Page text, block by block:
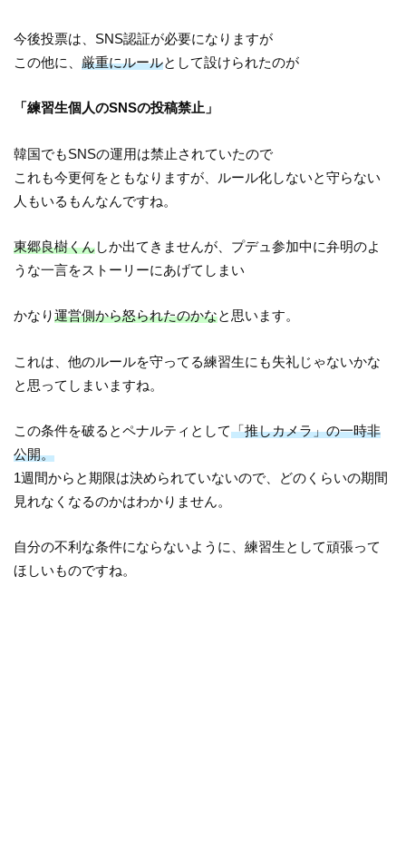
今後投票は、SNS認証が必要になりますが
この他に、厳重にルールとして設けられたのが
「練習生個人のSNSの投稿禁止」
韓国でもSNSの運用は禁止されていたので
これも今更何をともなりますが、ルール化しないと守らない
人もいるもんなんですね。
東郷良樹くんしか出てきませんが、プデュ参加中に弁明のよ
うな一言をストーリーにあげてしまい
かなり運営側から怒られたのかなと思います。
これは、他のルールを守ってる練習生にも失礼じゃないかな
と思ってしまいますね。
この条件を破るとペナルティとして「推しカメラ」の一時非
公開。
1週間からと期限は決められていないので、どのくらいの期間
見れなくなるのかはわかりません。
自分の不利な条件にならないように、練習生として頑張って
ほしいものですね。